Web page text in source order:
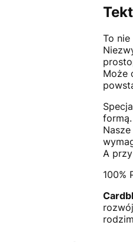
To nie
Może
formą.
A
100%